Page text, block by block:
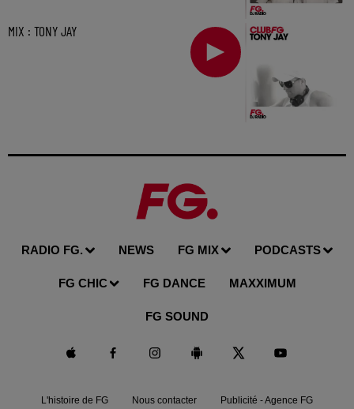
MIX : TONY JAY
RADIO FG. NEWS FG MIX PODCASTS
FG CHIC FG DANCE MAXXIMUM
FG SOUND
L'histoire de FG Nous contacter Publicité - Agence FG